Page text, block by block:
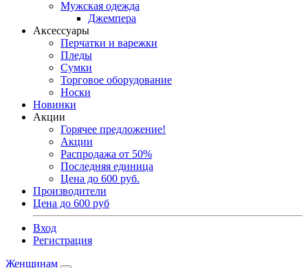
Мужская одежда
Джемпера
Аксессуары
Перчатки и варежки
Пледы
Сумки
Торговое оборудование
Носки
Новинки
Акции
Горячее предложение!
Акции
Распродажа от 50%
Последняя единица
Цена до 600 руб.
Производители
Цена до 600 руб
Вход
Регистрация
Женщинам